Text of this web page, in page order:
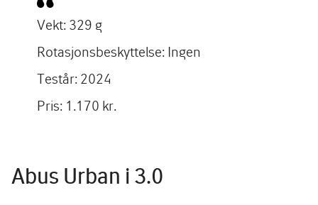
Vekt: 329 g
Rotasjonsbeskyttelse: Ingen
Testår: 2024
Pris: 1.170 kr.
Abus Urban i 3.0